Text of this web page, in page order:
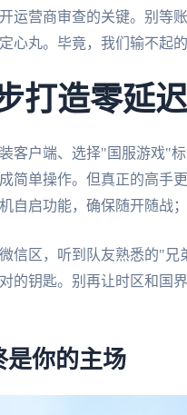
营商审查的关键。别等
心丸。毕竟，我们输不起
打造零延
客户端、选择"国服游戏"
简单操作。但真正的高手
自启功能，确保随开随战
信区，听到队友熟悉的"
的钥匙。别再让时区和国
是你的主场